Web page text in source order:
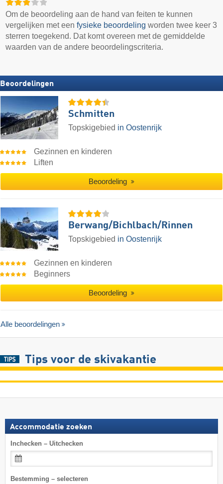
Om de beoordeling aan de hand van feiten te kunnen
vergelijken met eenfysieke beoordeling worden twee keer 3
sterren toegekend. Dat komt overeen met de gemiddelde
waarden van de andere beoordelingscriteria.
Beoordelingen
Schmitten
Topskigebied in Oostenrijk
Gezinnen en kinderen
Liften
Beoordeling
Berwang/​Bichlbach/​Rinnen
Topskigebied in Oostenrijk
Gezinnen en kinderen
Beginners
Beoordeling
Alle beoordelingen
Tips voor de skivakantie
Accommodatie zoeken
Inchecken – Uitchecken
Bestemming – selecteren